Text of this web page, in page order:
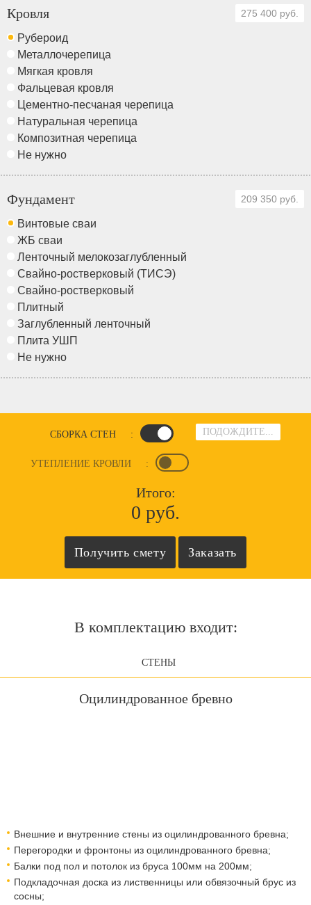
Кровля 275 400 руб.
Рубероид
Металлочерепица
Мягкая кровля
Фальцевая кровля
Цементно-песчаная черепица
Натуральная черепица
Композитная черепица
Не нужно
Фундамент 209 350 руб.
Винтовые сваи
ЖБ сваи
Ленточный мелокозаглубленный
Свайно-ростверковый (ТИСЭ)
Свайно-ростверковый
Плитный
Заглубленный ленточный
Плита УШП
Не нужно
ПОДОЖДИТЕ...
СБОРКА СТЕН :
УТЕПЛЕНИЕ КРОВЛИ :
Итого:
0 руб.
В комплектацию входит:
СТЕНЫ
Оцилиндрованное бревно
Внешние и внутренние стены из оцилиндрованного бревна;
Перегородки и фронтоны из оцилиндрованного бревна;
Балки под пол и потолок из бруса 100мм на 200мм;
Подкладочная доска из лиственницы или обвязочный брус из
сосны;